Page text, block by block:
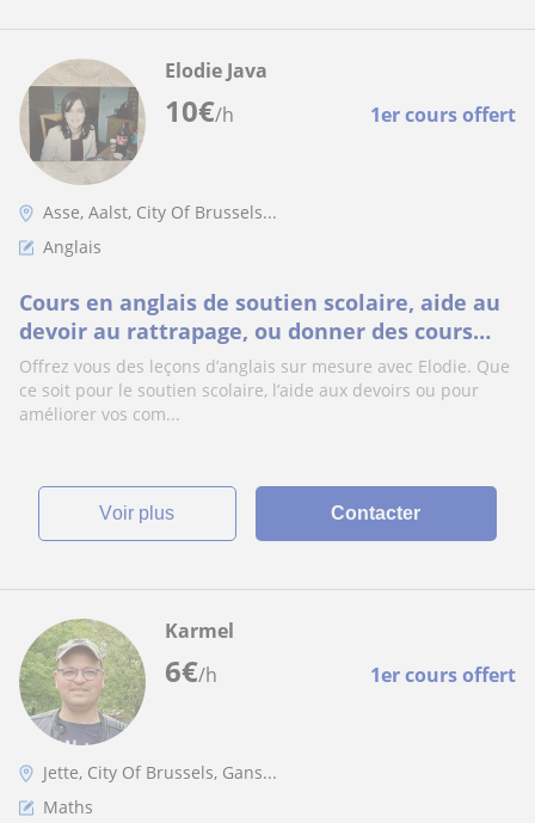
10€/h 1er cours offert
Elodie Java
Asse, Aalst, City Of Brussels...
Anglais
Cours en anglais de soutien scolaire, aide au
devoir au rattrapage, ou donner des cours
pour pouvoir parler l’anglais
Offrez vous des leçons d’anglais sur mesure avec Elodie. Que
ce soit pour le soutien scolaire, l’aide aux devoirs ou pour
améliorer vos com...
voir plus Contacter
6€/h 1er cours offert
Karmel
Jette, City Of Brussels, Gans...
Maths